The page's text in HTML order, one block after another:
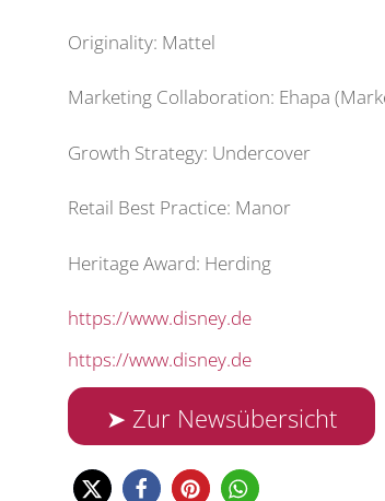
Originality: Mattel
Marketing Collaboration: Ehapa
Growth Strategy: Undercover
Retail Best Practice: Manor
Heritage Award: Herding
https://www.disney.de
https://www.disney.de
➤ Zur Newsübersicht